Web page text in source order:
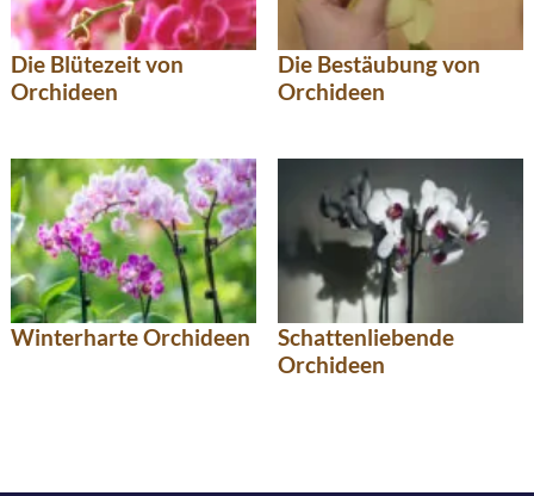
Die Blütezeit von
Orchideen
Die Bestäubung von
Orchideen
Winterharte Orchideen
Schattenliebende
Orchideen